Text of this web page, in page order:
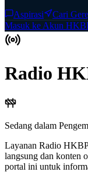
Aspirasi Cari
Masuk ke Akun
Radio
Sedang dalam
Layanan Radio HKBP
langsung dan konten
portal ini untuk